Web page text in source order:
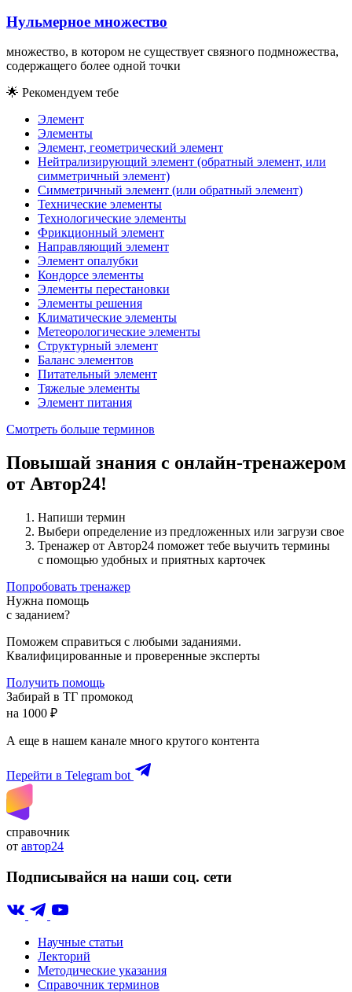
Нульмерное множество
множество, в котором не существует связного подмножества,
содержащего более одной точки
🌟 Рекомендуем тебе
Элемент
Элементы
Элемент, геометрический элемент
Нейтрализирующий элемент (обратный элемент, или
симметричный элемент)
Симметричный элемент (или обратный элемент)
Технические элементы
Технологические элементы
Фрикционный элемент
Направляющий элемент
Элемент опалубки
Кондорсе элементы
Элементы перестановки
Элементы решения
Климатические элементы
Метеорологические элементы
Структурный элемент
Баланс элементов
Питательный элемент
Тяжелые элементы
Элемент питания
Смотреть больше терминов
Повышай знания с онлайн-тренажером
от Автор24!
Напиши термин
Выбери определение из предложенных или загрузи свое
Тренажер от Автор24 поможет тебе выучить термины
с помощью удобных и приятных карточек
Попробовать тренажер
Нужна помощь
с заданием?
Поможем справиться с любыми заданиями.
Квалифицированные и проверенные эксперты
Получить помощь
Забирай в ТГ промокод
на 1000 ₽
А еще в нашем канале много крутого контента
Перейти в Telegram bot
справочник
от автор24
Подписывайся на наши соц. сети
Научные статьи
Лекторий
Методические указания
Справочник терминов